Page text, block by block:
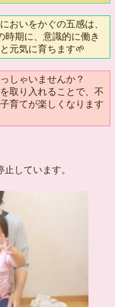
おいをかぐの五感は、
時期に、意識的に働き
元気に育ちます🌱
しゃいませんか？
取り入れることで、不
育てが楽しくなります
しています。